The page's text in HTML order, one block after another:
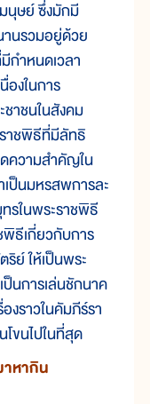
นุษย์ ซึ่งมักมี
นรวมอยู่ด้วย
กำหนดเวลา
องในการ
าชนในสังคม
าชพิธีที่มีลัทธิ
ความสำคัญใน
ป็นมหรสพการละ
รในพระราชพิธี
พิธีเกี่ยวกับการ
ย์ ให้เป็นพระ
นการเล่นชักนาค
งราวในคัมภีร์รา
ขนไปในที่สุด
หากิน